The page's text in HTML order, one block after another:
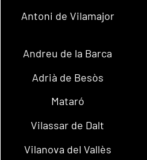
Antoni de Vilamajor
Andreu de la Barca
Adrià de Besòs
Mataró
Vilassar de Dalt
Vilanova del Vallès